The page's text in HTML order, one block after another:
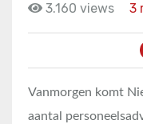
3.160 views
3
Vanmorgen komt
aantal